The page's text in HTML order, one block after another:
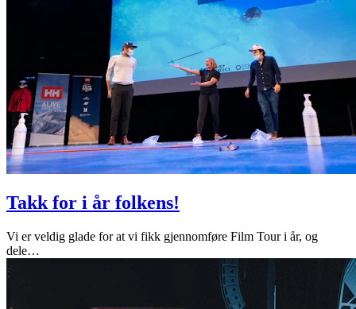
Takk for i år folkens!
Vi er veldig glade for at vi fikk gjennomføre Film Tour i år, og
dele…